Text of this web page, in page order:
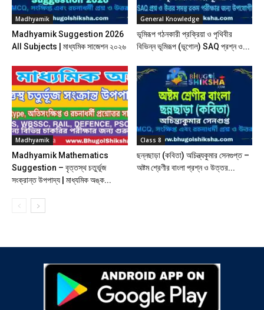
Madhyamik
Madhyamik Suggestion 2026
All Subjects | মাধ্যমিক সাজেশন ২০২৬
General Knowledge
ভূমিরূপ গঠনকারী প্রক্রিয়া ও পৃথিবীর
বিভিন্ন ভূমিরূপ (ভূগোল) SAQ প্রশ্ন ও...
Madhyamik
Madhyamik Mathematics
Suggestion – বৃত্তস্থ চতুর্ভূজ
সংক্রান্ত উপপাদ্য | মাধ্যমিক অঙ্ক...
Class 8
ছন্নছাড়া (কবিতা) অচিন্ত্যকুমার সেনগুপ্ত –
অষ্টম শ্রেণীর বাংলা প্রশ্ন ও উত্তর...